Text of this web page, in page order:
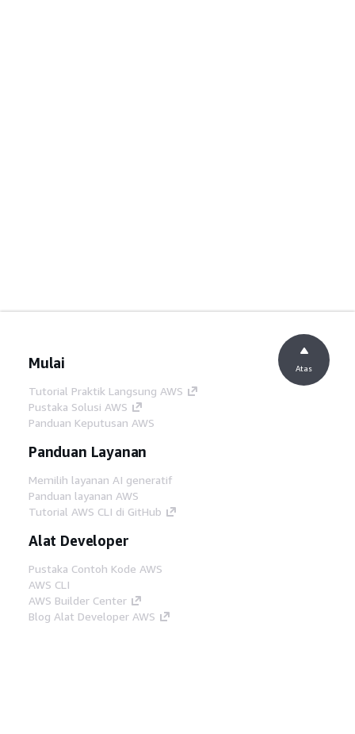
Mulai
Tutorial Praktik Langsung AWS
Pustaka Solusi AWS
Panduan Keputusan AWS
Panduan Layanan
Memilih layanan AI generatif
Panduan layanan AWS
Tutorial AWS CLI di GitHub
Alat Developer
Pustaka Contoh Kode AWS
AWS CLI
AWS Builder Center
Blog Alat Developer AWS
Atas